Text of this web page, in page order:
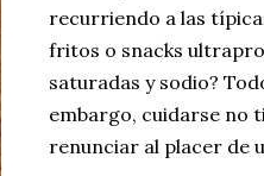
recurriendo a las
fritos o snacks
saturadas y sodio?
embargo, cuidarse no
renunciar al placer de